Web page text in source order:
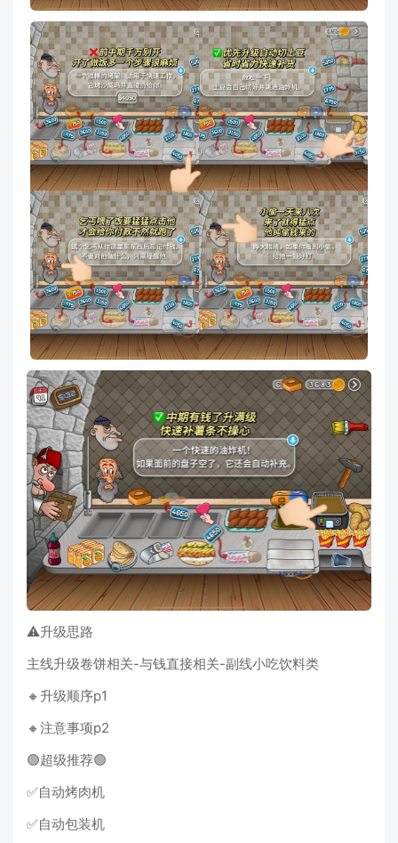
⚠️升级思路
主线升级卷饼相关-与钱直接相关-副线小吃饮料类
🔸升级顺序p1
🔸注意事项p2
🟢超级推荐🟢
✅自动烤肉机
✅自动包装机